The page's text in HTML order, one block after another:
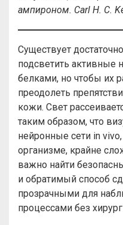
ампироном. Carl H. C.
Существует
подсветить
белками, но чтобы их
преодолеть
кожи. Свет
таким образом, что
нейронные сети in
организме, крайне
важно найти
и обратимый способ
прозрачными для
процессами без